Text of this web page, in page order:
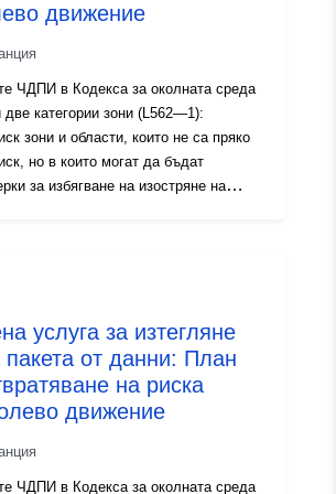
или промишлени биха могли
или да създадат нови такива,
околната среда). Последната
само за естествени RPP.
движение
ЧДПИ в Кодекса за околната среда
категории зони (L562—1):
зони и области, които не са пряко
но в които могат да бъдат
за избягване на изостряне на
се разграничават три вида
на забранени зони„, известни
правило е забраната за изграждане;
известни като „сини зони“,
опасност е средно и проектите
адаптирани към вида на
които не са пряко изложени
строежи, строителни работи,
стопанства, земеделски, горски,
услуга за изтегляне
от данни: План
на риска
движение
ЧДПИ в Кодекса за околната среда